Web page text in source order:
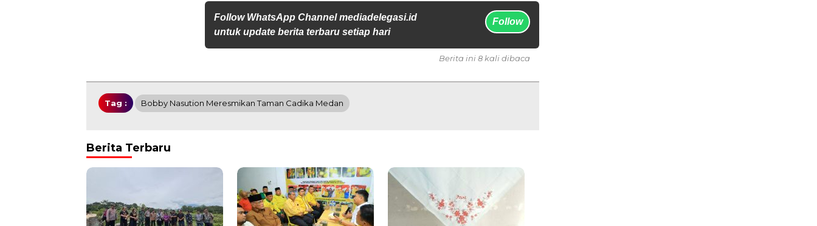
Follow WhatsApp Channel mediadelegasi.id
untuk update berita terbaru setiap hari
Follow
Berita ini 8 kali dibaca
Tag : Bobby Nasution Meresmikan Taman Cadika Medan
Berita Terbaru